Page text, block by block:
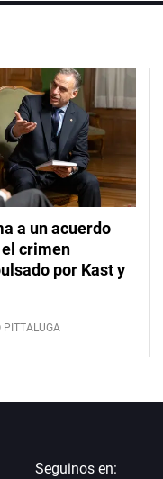
a un acuerdo
crimen
por Kast y
PITTALUGA
Seguinos en: